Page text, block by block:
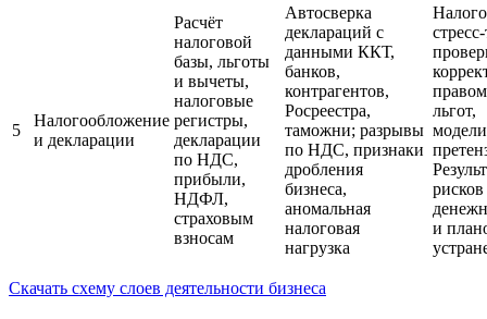
5
Налогообложение
и декларации
Расчёт
налоговой
базы, льготы
и вычеты,
налоговые
регистры,
декларации
по НДС,
прибыли,
НДФЛ,
страховым
взносам
Автосверка
деклараций с
данными ККТ,
банков,
контрагентов,
Росреестра,
таможни; разрывы
по НДС, признаки
дробления
бизнеса,
аномальная
налоговая
нагрузка
льгот,
рисков
и
Скачать схему слоев деятельности бизнеса